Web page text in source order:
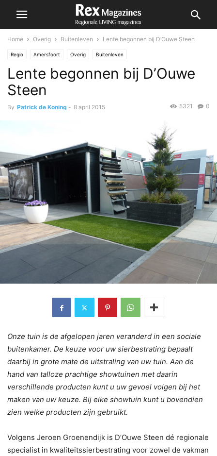
Home Overig Buitenleven Lente begonnen bij D’Ouwe Steen
Regio Amersfoort Overig Buitenleven
Lente begonnen bij D’Ouwe
Steen
By Patrick de Koning - 8 april 2015 0
5321
Onze tuin is de afgelopen jaren veranderd in een sociale
buitenkamer. De keuze voor uw sierbestrating bepaalt
daarbij in grote mate de uitstraling van uw tuin. Aan de
hand van talloze prachtige showtuinen met daarin
verschillende producten kunt u uw gevoel volgen bij het
maken van uw keuze. Bij elke showtuin kunt u bovendien
zien welke producten zijn gebruikt.
Volgens Jeroen Groenendijk is D’Ouwe Steen dé regionale
specialist in kwaliteitssierbestrating voor zowel de vakman